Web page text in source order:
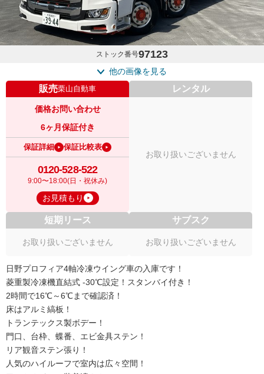
ストック番号97123
他の画像を見る
販売栗山自動車
価格お問い合わせ
6ヶ月保証付き
保証詳細 保証比較表
0120-528-522
9:00〜18:00(日・祝休み)
お見積もり
レンタル
お取り扱いございません
短期リース
お取り扱いございません
サブスク
お取り扱いございません
日野プロフィア4軸冷凍ウイング車の入庫です！
菱重製冷凍機直結式 -30℃設定！スタンバイ付き！
2時間で16℃～6℃まで確認済！
床はアルミ縞板！
トランテックス製ボデー！
門口、台枠、蝶番、エビ金具ステン！
リア観音ステン張り！
人気のハイルーフで室内は広々空間！